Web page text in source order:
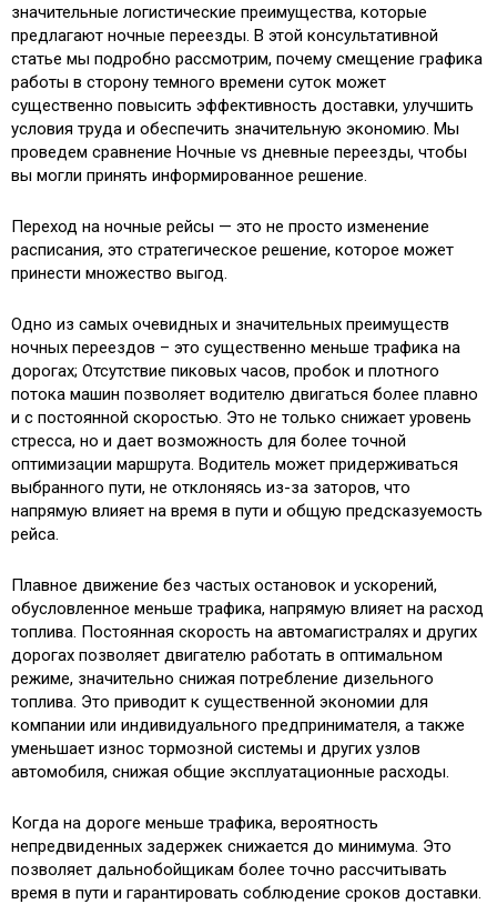
значительные логистические преимущества, которые
предлагают ночные переезды. В этой консультативной
статье мы подробно рассмотрим, почему смещение графика
работы в сторону темного времени суток может
существенно повысить эффективность доставки, улучшить
условия труда и обеспечить значительную экономию. Мы
проведем сравнение Ночные vs дневные переезды, чтобы
вы могли принять информированное решение.
Переход на ночные рейсы — это не просто изменение
расписания, это стратегическое решение, которое может
принести множество выгод.
Одно из самых очевидных и значительных преимуществ
ночных переездов – это существенно меньше трафика на
дорогах; Отсутствие пиковых часов, пробок и плотного
потока машин позволяет водителю двигаться более плавно
и с постоянной скоростью. Это не только снижает уровень
стресса, но и дает возможность для более точной
оптимизации маршрута. Водитель может придерживаться
выбранного пути, не отклоняясь из-за заторов, что
напрямую влияет на время в пути и общую предсказуемость
рейса.
Плавное движение без частых остановок и ускорений,
обусловленное меньше трафика, напрямую влияет на расход
топлива. Постоянная скорость на автомагистралях и других
дорогах позволяет двигателю работать в оптимальном
режиме, значительно снижая потребление дизельного
топлива. Это приводит к существенной экономии для
компании или индивидуального предпринимателя, а также
уменьшает износ тормозной системы и других узлов
автомобиля, снижая общие эксплуатационные расходы.
Когда на дороге меньше трафика, вероятность
непредвиденных задержек снижается до минимума. Это
позволяет дальнобойщикам более точно рассчитывать
время в пути и гарантировать соблюдение сроков доставки.